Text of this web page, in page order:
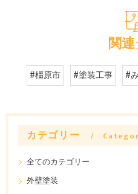
関
#橿原市 #塗装工事 #
カテゴリー
全てのカテゴリー
外壁塗装